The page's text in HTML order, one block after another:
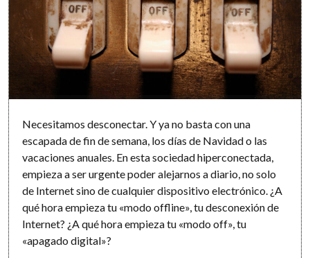
Necesitamos desconectar. Y ya no basta con una
escapada de fin de semana, los días de Navidad o las
vacaciones anuales. En esta sociedad hiperconectada,
empieza a ser urgente poder alejarnos a diario, no solo
de Internet sino de cualquier dispositivo electrónico. ¿A
qué hora empieza tu «modo offline», tu desconexión de
Internet? ¿A qué hora empieza tu «modo off», tu
«apagado digital»?